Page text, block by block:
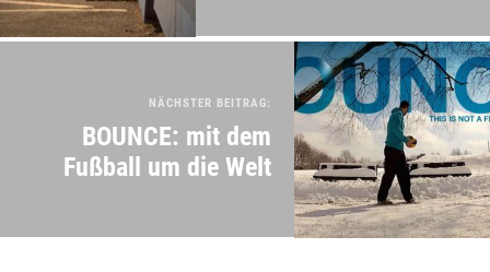
NÄCHSTER BEITRAG:
BOUNCE: mit dem
Fußball um die Welt